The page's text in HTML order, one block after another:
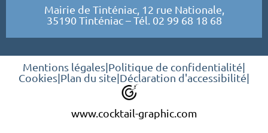
Mairie de Tinténiac, 12 rue Nationale,
35190 Tinténiac – Tél. 02 99 68 18 68
Mentions légales|Politique de confidentialité|
Cookies|Plan du site|Déclaration d'accessibilité|
www.cocktail-graphic.com